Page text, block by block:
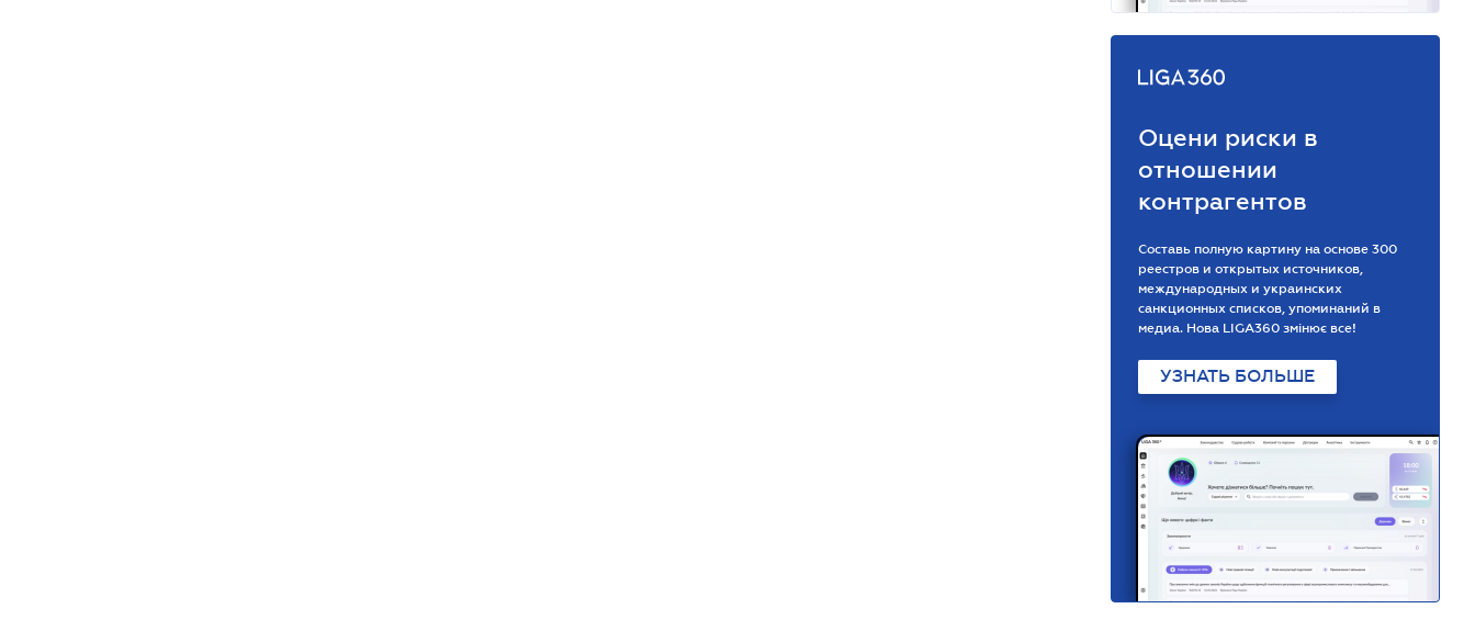
Оцени риски в
отношении
контрагентов
Составь полную картину на основе 300
реестров и открытых источников,
международных и украинских
санкционных списков, упоминаний в
медиа. Нова LIGA360 змінює все!
УЗНАТЬ БОЛЬШЕ